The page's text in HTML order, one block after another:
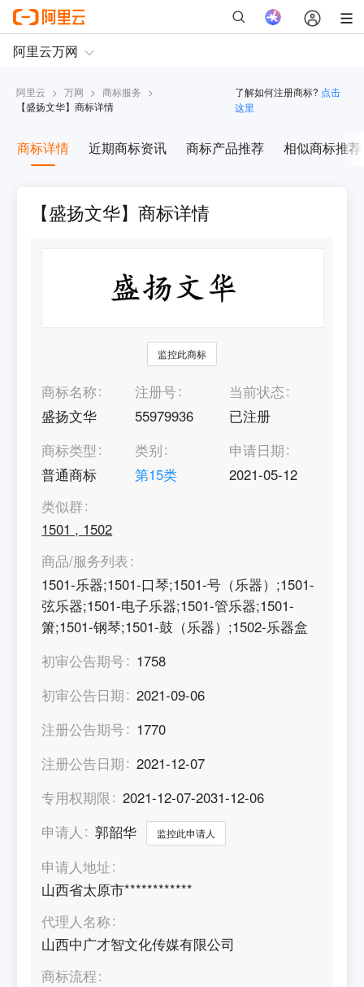
阿里云 > 万网 > 商标服务 >
【盛扬文华】商标详情
了解如何注册商标? 点击
这里
商标详情 近期商标资讯 商标产品推荐 相似商标推荐
【盛扬文华】商标详情
监控此商标
商标名称
盛扬文华
注册号
55979936
当前状态
已注册
商标类型
普通商标
类别
第15类
申请日期
2021-05-12
类似群
1501 , 1502
商品/服务列表
1501-乐器;1501-口琴;1501-号（乐器）;1501-
弦乐器;1501-电子乐器;1501-管乐器;1501-
箫;1501-钢琴;1501-鼓（乐器）;1502-乐器盒
初审公告期号
1758
初审公告日期
2021-09-06
注册公告期号
1770
注册公告日期
2021-12-07
专用权期限
2021-12-07-2031-12-06
申请人
郭韶华 监控此申请人
申请人地址
山西省太原市************
代理人名称
山西中广才智文化传媒有限公司
商标流程